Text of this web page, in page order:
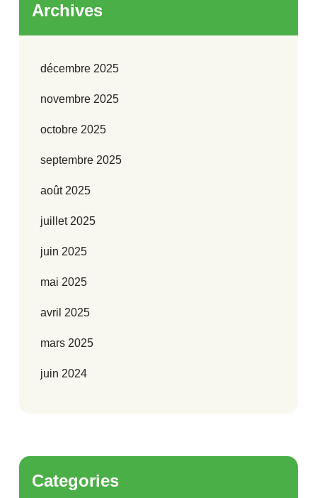
Archives
décembre 2025
novembre 2025
octobre 2025
septembre 2025
août 2025
juillet 2025
juin 2025
mai 2025
avril 2025
mars 2025
juin 2024
Categories